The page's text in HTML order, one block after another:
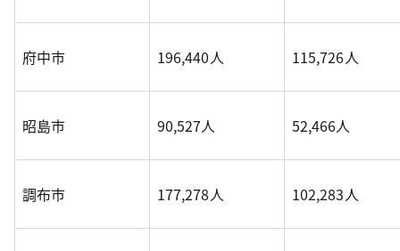
府中市 196,440人 115,726人
昭島市 90,527人 52,466人
調布市 177,278人 102,283人